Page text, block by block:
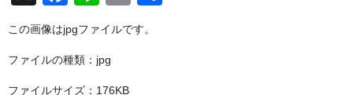
a
c
e
n
e
m
ail
この画像はjpgファイルです。
ファイルの種類：jpg
ファイルサイズ：176KB